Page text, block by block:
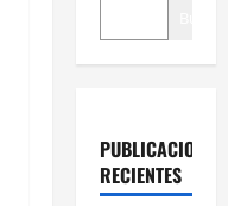
PUBLICACIONES
RECIENTES